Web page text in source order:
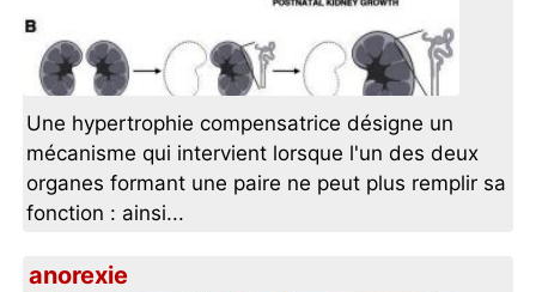
Une hypertrophie compensatrice désigne un
mécanisme qui intervient lorsque l'un des deux
organes formant une paire ne peut plus remplir sa
fonction : ainsi...
anorexie